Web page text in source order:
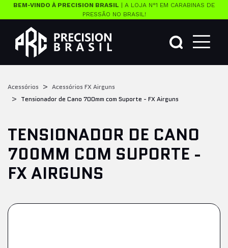
BEM-VINDO À PRECISION BRASIL | A LOJA N°1 EM CARABINAS DE
PRESSÃO NO BRASIL!
Acessórios
Acessórios FX Airguns
Tensionador de Cano 700mm com Suporte - FX Airguns
TENSIONADOR DE CANO
700MM COM SUPORTE -
FX AIRGUNS